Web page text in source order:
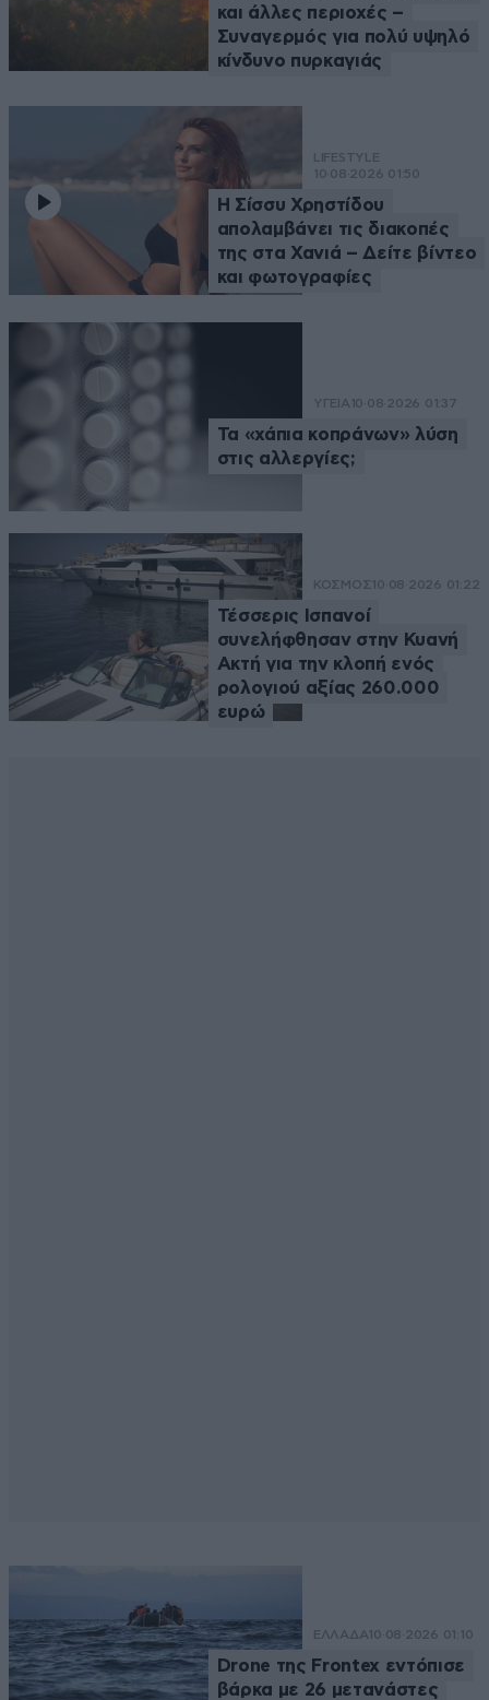
και άλλες περιοχές –
Συναγερμός για πολύ υψηλό
κίνδυνο πυρκαγιάς
LIFESTYLE
10·08·2026 01:50
Η Σίσσυ Χρηστίδου
απολαμβάνει τις διακοπές
της στα Χανιά – Δείτε βίντεο
και φωτογραφίες
ΥΓΕΙΑ 10·08·2026 01:37
Τα «χάπια κοπράνων» λύση
στις αλλεργίες;
ΚΟΣΜΟΣ 10·08·2026 01:22
Τέσσερις Ισπανοί
συνελήφθησαν στην Κυανή
Ακτή για την κλοπή ενός
ρολογιού αξίας 260.000
ευρώ
ΕΛΛΑΔΑ 10·08·2026 01:10
Drone της Frontex εντόπισε
βάρκα με 26 μετανάστες